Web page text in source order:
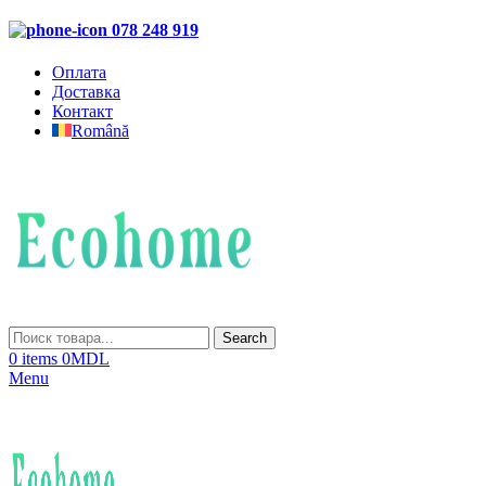
078 248 919
Оплата
Доставка
Контакт
Română
Search
0 items 0MDL
Menu